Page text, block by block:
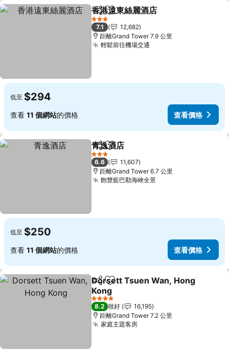
分享 放到收藏夾
香港遠東絲麗酒店
3 星級
7.1
12,682
距離Grand Tower 7.9 公里
輕鬆前往機場交通
低至 $294
查看 11 個網站的價格 查看價格
分享 放到收藏夾
青逸酒店
3 星級
6.6
11,607
距離Grand Tower 6.7 公里
飽覽藍巴勒海峽全景查看價格
低至 $250
查看 11 個網站的價格 查看價格
分享 放到收藏夾
Dorsett Tsuen Wan, Hong
Kong
查看價格
4 星級
8.2 很好
16,195
距離Grand Tower 7.2 公里
家庭主題客房查看價格